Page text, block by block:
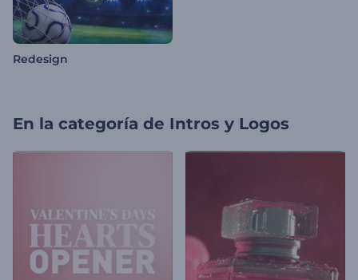
Redesign
En la categoría de Intros y Logos